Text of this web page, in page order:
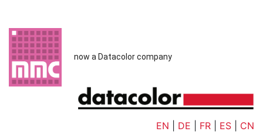
now a Datacolor company
EN DE FR ES CN